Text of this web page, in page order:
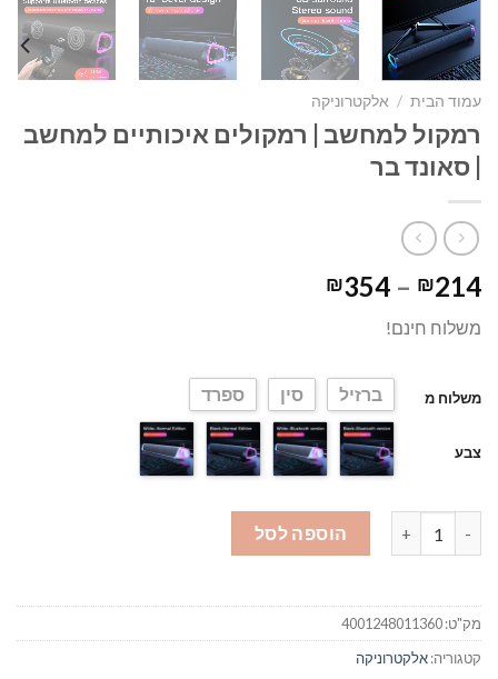
עמוד הבית / אלקטרוניקה
רמקול למחשב | רמקולים איכותיים למחשב
| סאונד בר
₪214
–
₪354
משלוח חינם!
משלוח מ ברזיל סין ספרד
צבע
כמות של רמקול למחשב | רמקולים איכותיים למחשב | סאונד בר
הוספה לסל
מק"ט:4001248011360
קטגוריה:אלקטרוניקה